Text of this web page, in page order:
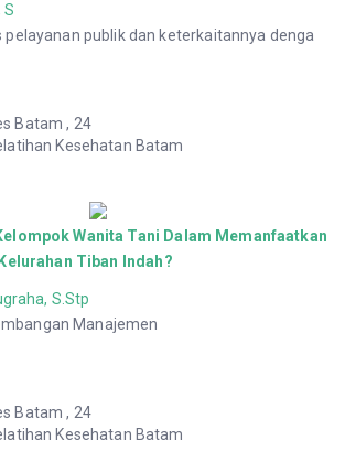
S
pelayanan publik dan keterkaitannya denga
Batam , 24
Kesehatan Batam
Wanita Tani Dalam Memanfaatkan
Tiban Indah?
S.Stp
Manajemen
Batam , 24
Kesehatan Batam